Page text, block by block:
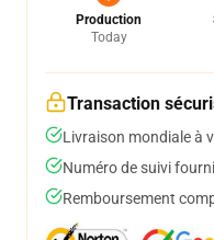
Production
Today
Transaction
Livraison mondiale à
Numéro de suivi
Remboursement